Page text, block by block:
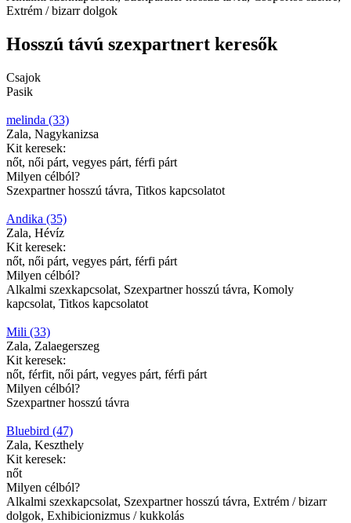
Extrém / bizarr dolgok
Hosszú távú szexpartnert keresők
Csajok
Pasik
melinda (33)
Zala, Nagykanizsa
Kit keresek:
nőt, női párt, vegyes párt, férfi párt
Milyen célból?
Szexpartner hosszú távra, Titkos kapcsolatot
Andika (35)
Zala, Hévíz
Kit keresek:
nőt, női párt, vegyes párt, férfi párt
Milyen célból?
Alkalmi szexkapcsolat, Szexpartner hosszú távra, Komoly
kapcsolat, Titkos kapcsolatot
Mili (33)
Zala, Zalaegerszeg
Kit keresek:
nőt, férfit, női párt, vegyes párt, férfi párt
Milyen célból?
Szexpartner hosszú távra
Bluebird (47)
Zala, Keszthely
Kit keresek:
nőt
Milyen célból?
Alkalmi szexkapcsolat, Szexpartner hosszú távra, Extrém / bizarr
dolgok, Exhibicionizmus / kukkolás